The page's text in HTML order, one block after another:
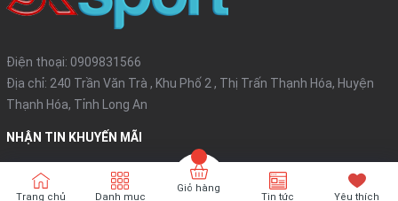
Điện thoại: 0909831566
Địa chỉ: 240 Trần Văn Trà , Khu Phố 2 , Thị Trấn Thạnh Hóa, Huyện
Thạnh Hóa, Tỉnh Long An
NHẬN TIN KHUYẾN MÃI
Đăng ký
Trang chủ Danh mục
Giỏ hàng
Tin tức Yêu thích